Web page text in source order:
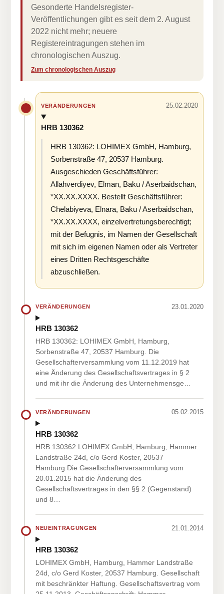
Gesonderte Handelsregister-
Veröffentlichungen gibt es seit dem 2. August
2022 nicht mehr; neuere
Registereintragungen stehen im
chronologischen Auszug.
Zum chronologischen Auszug
VERÄNDERUNGEN 25.02.2020
HRB 130362
HRB 130362: LOHIMEX GmbH, Hamburg,
Sorbenstraße 47, 20537 Hamburg.
Ausgeschieden Geschäftsführer:
Allahverdiyev, Elman, Baku / Aserbaidschan,
*XX.XX.XXXX. Bestellt Geschäftsführer:
Chelabiyeva, Elnara, Baku / Aserbaidschan,
*XX.XX.XXXX, einzelvertretungsberechtigt;
mit der Befugnis, im Namen der Gesellschaft
mit sich im eigenen Namen oder als Vertreter
eines Dritten Rechtsgeschäfte
abzuschließen.
VERÄNDERUNGEN 23.01.2020
HRB 130362
HRB 130362: LOHIMEX GmbH, Hamburg,
Sorbenstraße 47, 20537 Hamburg. Die
Gesellschafterversammlung vom 11.12.2019 hat
eine Änderung des Gesellschaftsvertrages in § 2
und mit ihr die Änderung des Unternehmensge…
VERÄNDERUNGEN 05.02.2015
HRB 130362
HRB 130362:LOHIMEX GmbH, Hamburg, Hammer
Landstraße 24d, c/o Gerd Koster, 20537
Hamburg.Die Gesellschafterversammlung vom
20.01.2015 hat die Änderung des
Gesellschaftsvertrages in den §§ 2 (Gegenstand)
und 8…
NEUEINTRAGUNGEN 21.01.2014
HRB 130362
LOHIMEX GmbH, Hamburg, Hammer Landstraße
24d, c/o Gerd Koster, 20537 Hamburg. Gesellschaft
mit beschränkter Haftung. Gesellschaftsvertrag vom